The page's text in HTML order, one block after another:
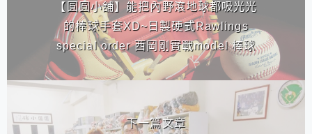
【圓圓小舖】能把內野滾地球都吸光光
的棒球手套XD~日製硬式Rawlings
special order 西岡剛實戰model 棒球
手套
下一篇文章